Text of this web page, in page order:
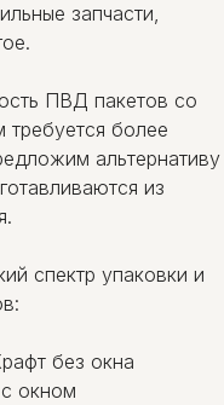
запчасти,
ПВД пакетов со
более
альтернативу
из
спектр упаковки и
без окна
окном